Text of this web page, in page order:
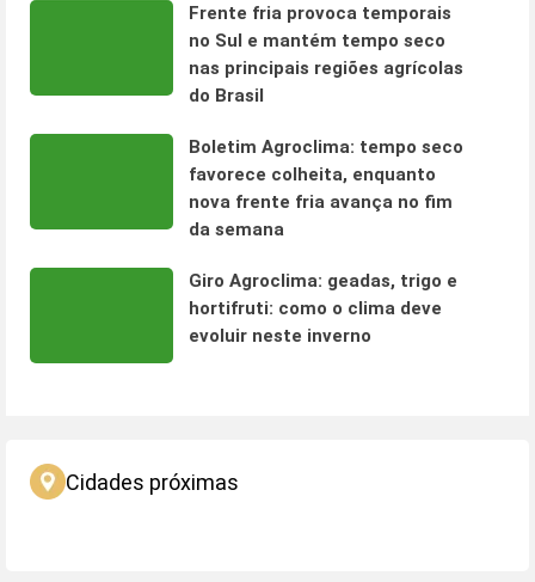
Frente fria provoca temporais
no Sul e mantém tempo seco
nas principais regiões agrícolas
do Brasil
Boletim Agroclima: tempo seco
favorece colheita, enquanto
nova frente fria avança no fim
da semana
Giro Agroclima: geadas, trigo e
hortifruti: como o clima deve
evoluir neste inverno
Cidades próximas